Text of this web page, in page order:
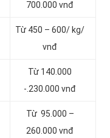
700.000 vnđ
Từ 450 – 600/ kg/
vnđ
Từ 140.000
-.230.000 vnđ
Từ 95.000 –
260.000 vnđ